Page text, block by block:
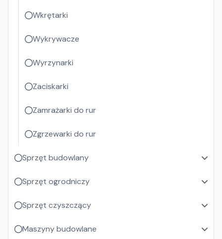
Wkrętarki
Wykrywacze
Wyrzynarki
Zaciskarki
Zamrażarki do rur
Zgrzewarki do rur
Sprzęt budowlany
Sprzęt ogrodniczy
Sprzęt czyszczący
Maszyny budowlane